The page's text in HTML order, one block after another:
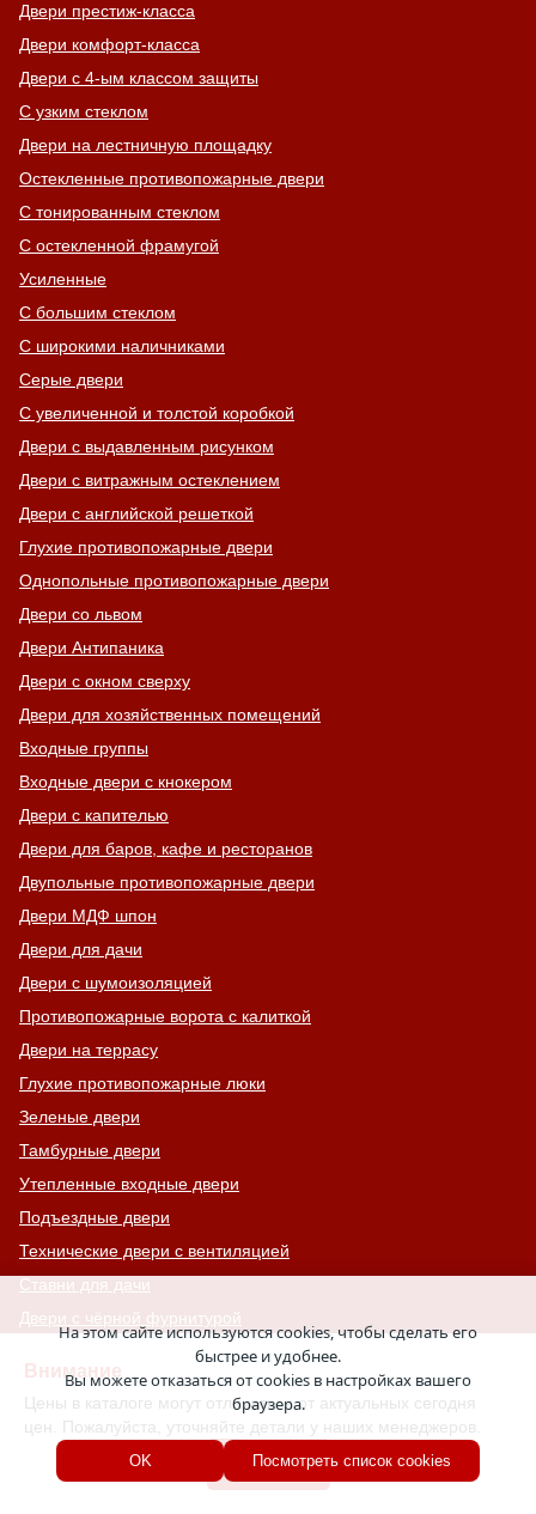
Внимание
Цены в каталоге могут отличаться от актуальных сегодня
цен. Пожалуйста, уточняйте детали у наших менеджеров.
Хорошо
Двери престиж-класса
Двери комфорт-класса
Двери с 4-ым классом защиты
С узким стеклом
Двери на лестничную площадку
Остекленные противопожарные двери
С тонированным стеклом
С остекленной фрамугой
Усиленные
С большим стеклом
С широкими наличниками
Серые двери
С увеличенной и толстой коробкой
Двери с выдавленным рисунком
Двери с витражным остеклением
Двери с английской решеткой
Глухие противопожарные двери
Однопольные противопожарные двери
Двери со львом
Двери Антипаника
Двери с окном сверху
Двери для хозяйственных помещений
Входные группы
Входные двери с кнокером
Двери с капителью
Двери для баров, кафе и ресторанов
Двупольные противопожарные двери
Двери МДФ шпон
Двери для дачи
Двери с шумоизоляцией
Противопожарные ворота с калиткой
Двери на террасу
Глухие противопожарные люки
Зеленые двери
Тамбурные двери
Утепленные входные двери
Подъездные двери
Технические двери с вентиляцией
Ставни для дачи
Двери с чёрной фурнитурой
Одностворчатые технические двери
Входные двери с отбойником
Двери премиум-класса
Двери с фрамугой
Двери для электрощитовой
На этом сайте используются cookies, чтобы сделать его
быстрее и удобнее.
Вы можете отказаться от cookies в настройках вашего
браузера.
OK Посмотреть список cookies